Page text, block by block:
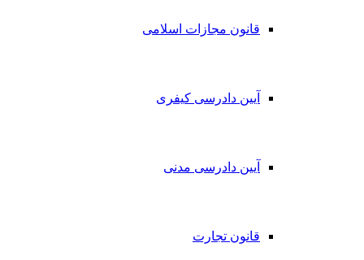
قانون مجازات اسلامی
آیین دادرسی کیفری
آیین دادرسی مدنی
قانون تجارت